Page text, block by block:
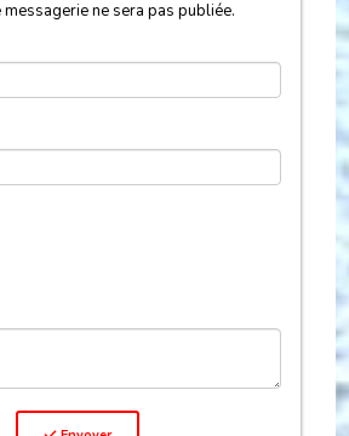
ne sera pas publiée.